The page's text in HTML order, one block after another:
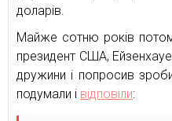
доларів.
Майже сотню років
президент США,
дружини і попросив
подумали і відповіли: